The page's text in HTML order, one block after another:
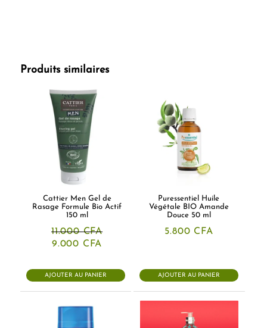
Produits similaires
Cattier Men Gel de
Rasage Formule Bio Actif
150 ml
11.000CFA
Le
était :
11.000 CFA.
9.000 CFA
est :
9.000 CFA.
AJOUTER AU PANIER
Puressentiel Huile
Végétale BIO Amande
Douce 50 ml
5.800 CFA
AJOUTER AU PANIER